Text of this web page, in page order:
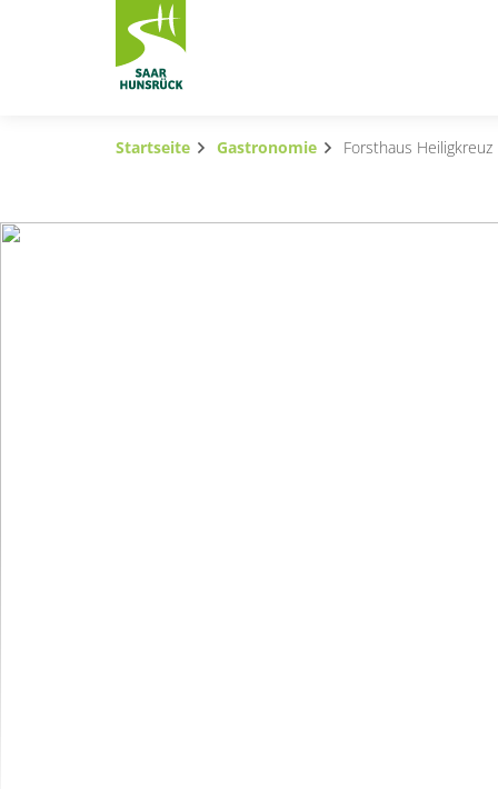
Zum Hauptinhalt springen
Subnavigation umschalten
Startseite Gastronomie Forsthaus Heiligkreuz